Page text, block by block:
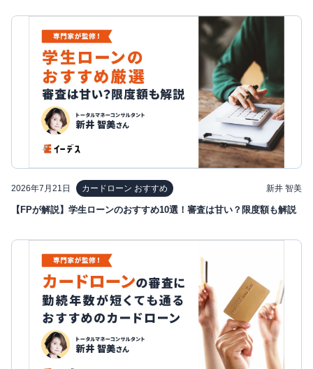
2026年7月21日 カードローン おすすめ 新井 智美
【FPが解説】学生ローンのおすすめ10選！審査は甘い？限度額も解説